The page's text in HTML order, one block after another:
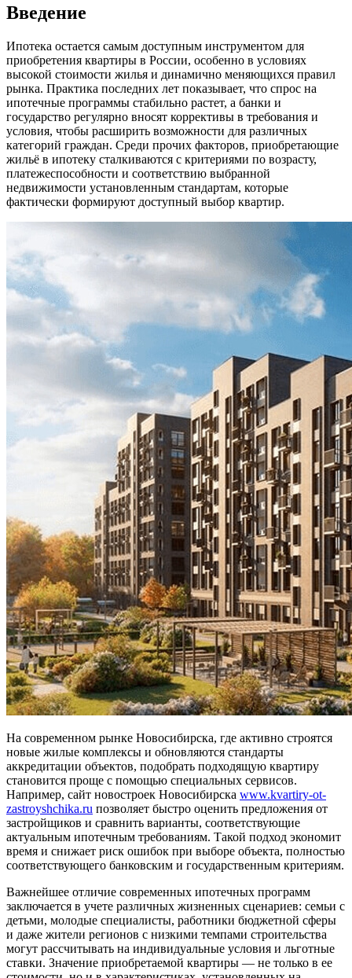
Введение
Ипотека остается самым доступным инструментом для
приобретения квартиры в России, особенно в условиях
высокой стоимости жилья и динамично меняющихся правил
рынка. Практика последних лет показывает, что спрос на
ипотечные программы стабильно растет, а банки и
государство регулярно вносят коррективы в требования и
условия, чтобы расширить возможности для различных
категорий граждан. Среди прочих факторов, приобретающие
жильё в ипотеку сталкиваются с критериями по возрасту,
платежеспособности и соответствию выбранной
недвижимости установленным стандартам, которые
фактически формируют доступный выбор квартир.
На современном рынке Новосибирска, где активно строятся
новые жилые комплексы и обновляются стандарты
аккредитации объектов, подобрать подходящую квартиру
становится проще с помощью специальных сервисов.
Например, сайт новостроек Новосибирска www.kvartiry-ot-
zastroyshchika.ru позволяет быстро оценить предложения от
застройщиков и сравнить варианты, соответствующие
актуальным ипотечным требованиям. Такой подход экономит
время и снижает риск ошибок при выборе объекта, полностью
соответствующего банковским и государственным критериям.
Важнейшее отличие современных ипотечных программ
заключается в учете различных жизненных сценариев: семьи с
детьми, молодые специалисты, работники бюджетной сферы
и даже жители регионов с низкими темпами строительства
могут рассчитывать на индивидуальные условия и льготные
ставки. Значение приобретаемой квартиры — не только в ее